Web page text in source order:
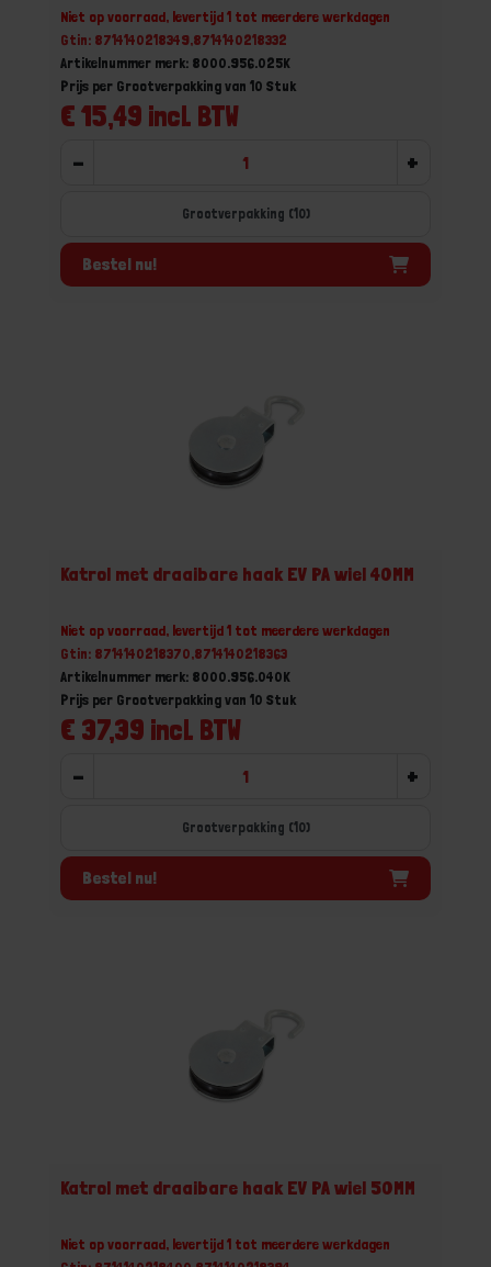
Niet op voorraad, levertijd 1 tot meerdere werkdagen
Gtin: 8714140218349,8714140218332
Artikelnummer merk: 8000.956.025K
€ 15,49 incl. BTW
Prijs per Grootverpakking van 10 Stuk
- +
Grootverpakking (10)
Bestel nu!
Katrol met draaibare haak EV PA wiel 40MM
Niet op voorraad, levertijd 1 tot meerdere werkdagen
Gtin: 8714140218370,8714140218363
Artikelnummer merk: 8000.956.040K
€ 37,39 incl. BTW
Prijs per Grootverpakking van 10 Stuk
- +
Grootverpakking (10)
Bestel nu!
Katrol met draaibare haak EV PA wiel 50MM
Niet op voorraad, levertijd 1 tot meerdere werkdagen